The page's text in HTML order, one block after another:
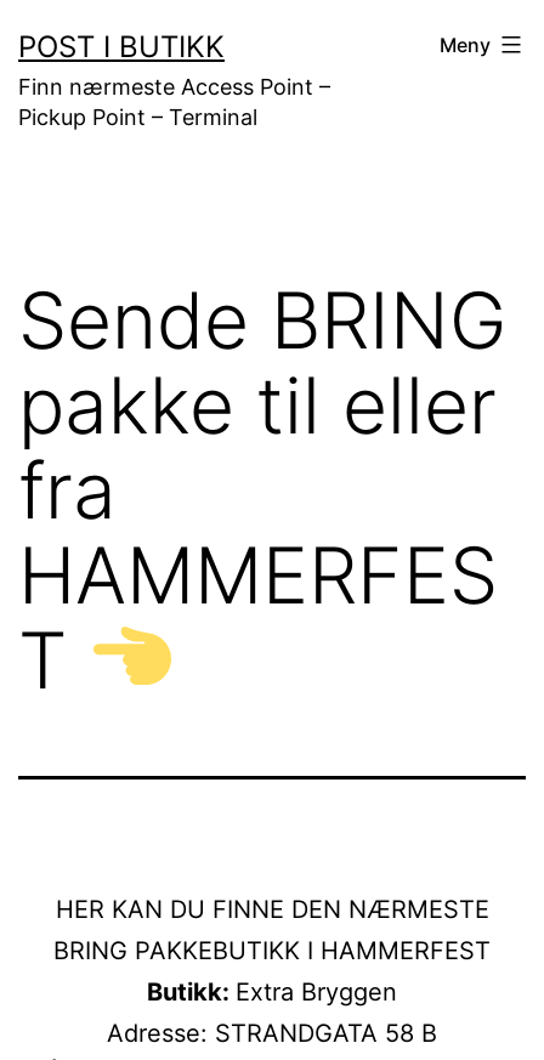
til
innhold
POST I BUTIKK
Finn nærmeste Access Point –
Pickup Point – Terminal
Meny
Sende BRING
pakke til eller
fra
HAMMERFES
T
HER KAN DU FINNE DEN NÆRMESTE
BRING PAKKEBUTIKK I HAMMERFEST
Butikk: Extra Bryggen
Adresse: STRANDGATA 58 B